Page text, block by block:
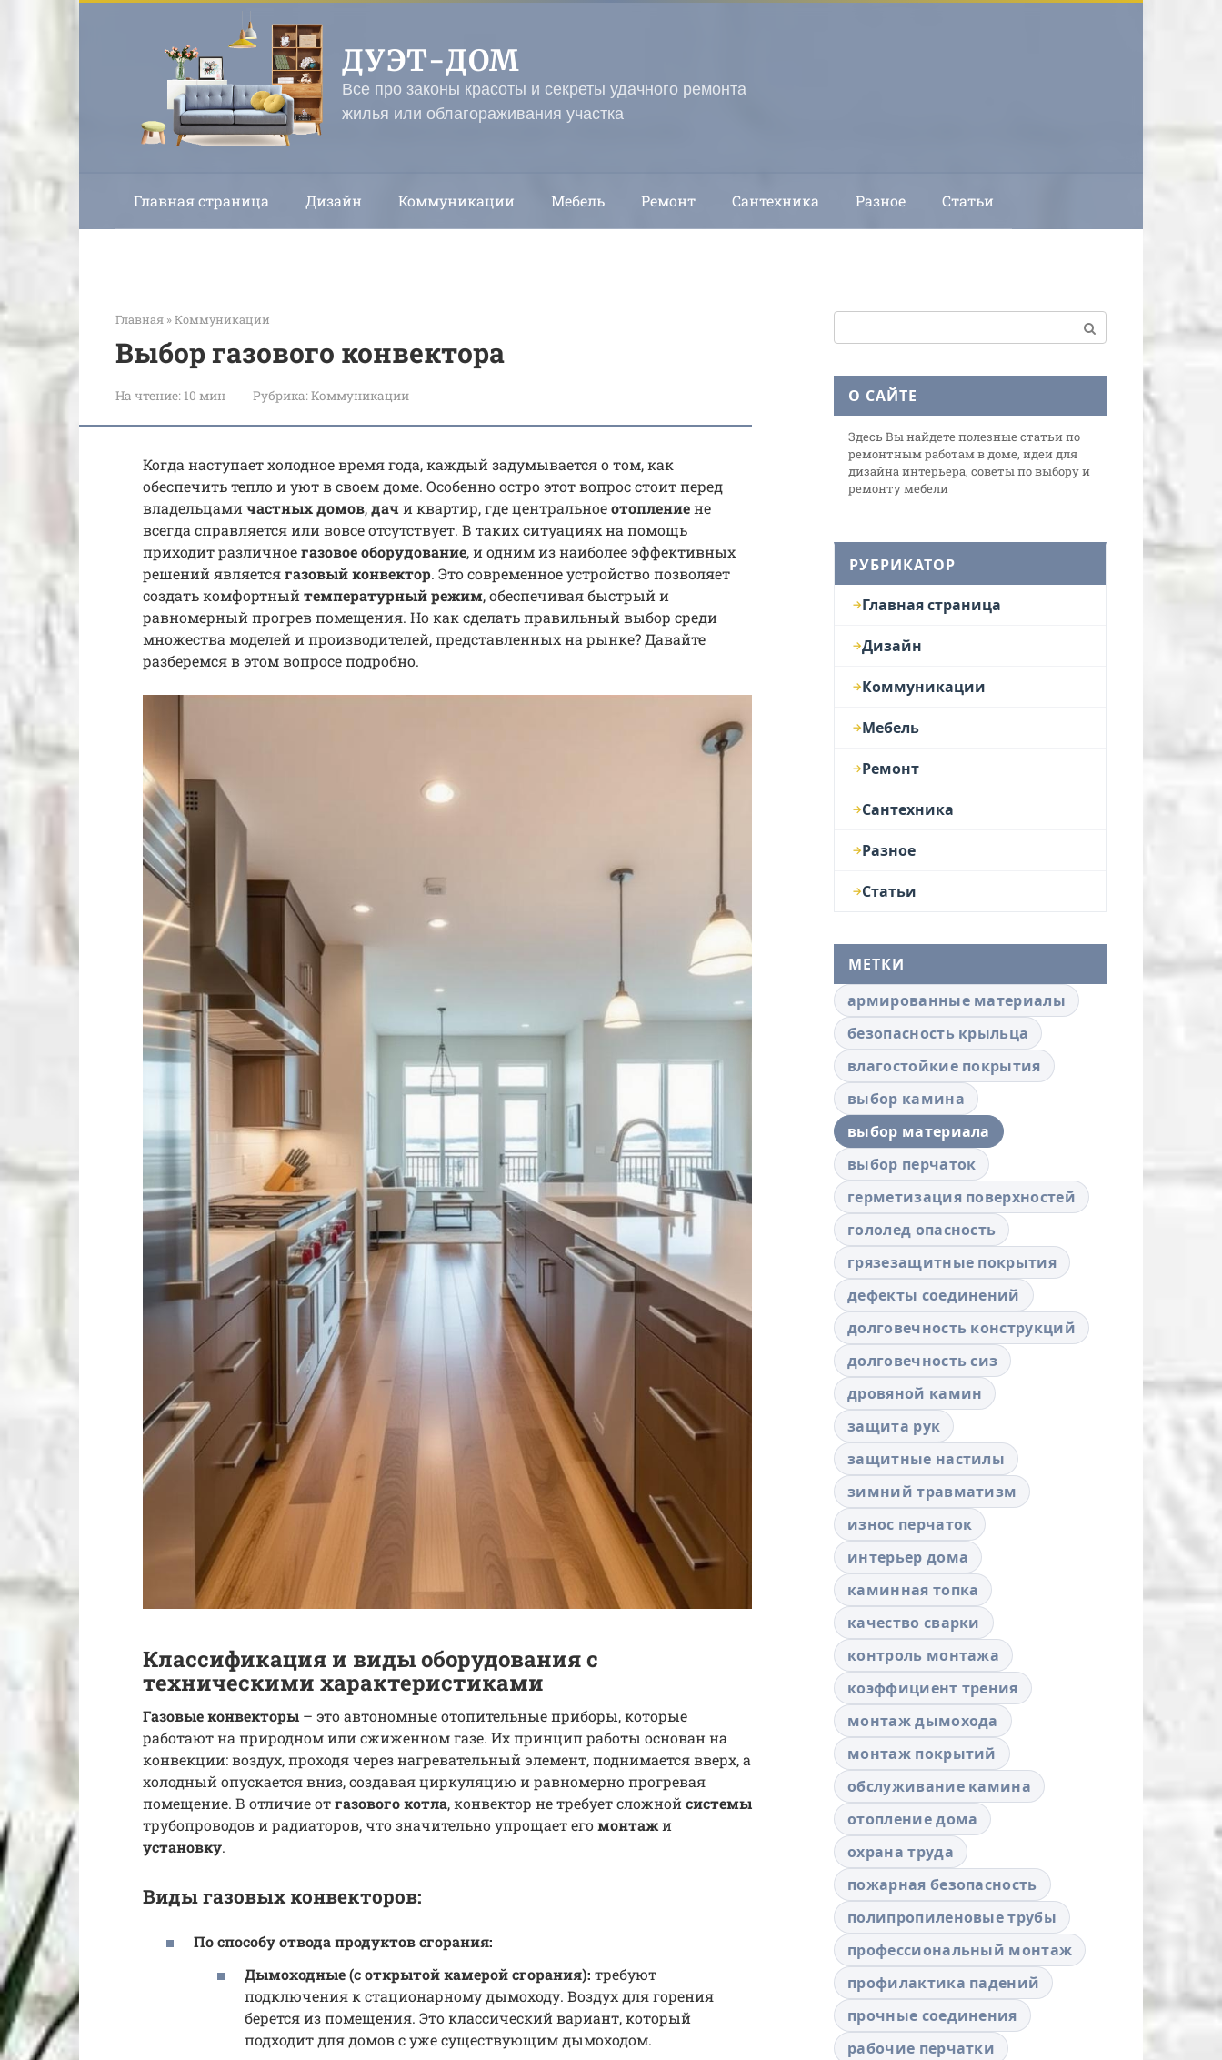
ДУЭТ-ДОМ
Все про законы красоты и секреты удачного ремонта
жилья или облагораживания участка
Главная страница Дизайн Коммуникации Мебель Ремонт Сантехника Разное Статьи
Главная »Коммуникации
Выбор газового конвектора
На чтение: 10 мин Рубрика:Коммуникации
Когда наступает холодное время года, каждый задумывается о том, как
обеспечить тепло и уют в своем доме. Особенно остро этот вопрос стоит перед
владельцами частных домов,дачи квартир, где центральноеотоплениене
всегда справляется или вовсе отсутствует. В таких ситуациях на помощь
приходит различноегазовое оборудование, и одним из наиболее эффективных
решений являетсягазовый конвектор. Это современное устройство позволяет
создать комфортный температурный режим, обеспечивая быстрый и
равномерный прогрев помещения. Но как сделать правильный выбор среди
множества моделей и производителей, представленных на рынке? Давайте
разберемся в этом вопросе подробно.
Классификация и виды оборудования с
техническими характеристиками
Газовые конвекторы – это автономные отопительные приборы, которые
работают на природном или сжиженном газе. Их принцип работы основан на
конвекции: воздух, проходя через нагревательный элемент, поднимается вверх, а
холодный опускается вниз, создавая циркуляцию и равномерно прогревая
помещение. В отличие отгазового котла, конвектор не требует сложной системы
трубопроводов и радиаторов, что значительно упрощает егомонтажи
установку.
Виды газовых конвекторов:
По способу отвода продуктов сгорания:
Дымоходные (с открытой камерой сгорания): требуют
подключения к стационарному дымоходу. Воздух для горения
берется из помещения. Это классический вариант, который
подходит для домов с уже существующим дымоходом.
О САЙТЕ
Здесь Вы найдете полезные статьи по
ремонтным работам в доме, идеи для
дизайна интерьера, советы по выбору и
ремонту мебели
РУБРИКАТОР
Главная страница
Дизайн
Коммуникации
Мебель
Ремонт
Сантехника
Разное
Статьи
МЕТКИ
армированные материалы
безопасность крыльца
влагостойкие покрытия
выбор камина
выбор материала
выбор перчаток
герметизация поверхностей
гололед опасность
грязезащитные покрытия
дефекты соединений
долговечность конструкций
долговечность сиз
дровяной камин
защита рук
защитные настилы
зимний травматизм
износ перчаток
интерьер дома
каминная топка
качество сварки
контроль монтажа
коэффициент трения
монтаж дымохода
монтаж покрытий
обслуживание камина
отопление дома
охрана труда
пожарная безопасность
полипропиленовые трубы
профессиональный монтаж
профилактика падений
прочные соединения
рабочие перчатки